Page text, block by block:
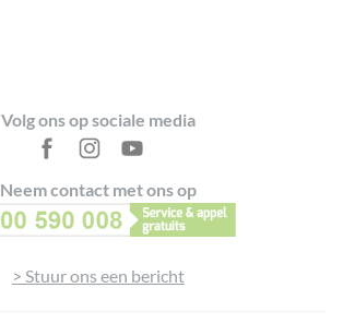
Volg ons op sociale media
Neem contact met ons op
> Stuur ons een bericht